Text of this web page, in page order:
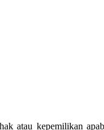
atau kepemilikan